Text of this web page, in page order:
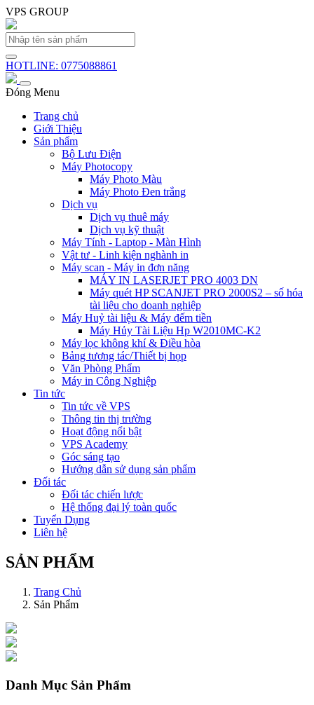
VPS GROUP
HOTLINE: 0775088861
Đóng Menu
Trang chủ
Giới Thiệu
Sản phẩm
Bộ Lưu Điện
Máy Photocopy
Máy Photo Màu
Máy Photo Đen trắng
Dịch vụ
Dịch vụ thuê máy
Dịch vụ kỹ thuật
Máy Tính - Laptop - Màn Hình
Vật tư - Linh kiện nghành in
Máy scan - Máy in đơn năng
MÁY IN LASERJET PRO 4003 DN
Máy quét HP SCANJET PRO 2000S2 – số hóa
tài liệu cho doanh nghiệp
Máy Huỷ tài liệu & Máy đếm tiền
Máy Hủy Tài Liệu Hp W2010MC-K2
Máy lọc không khí & Điều hòa
Bảng tương tác/Thiết bị họp
Văn Phòng Phẩm
Máy in Công Nghiệp
Tin tức
Tin tức về VPS
Thông tin thị trường
Hoạt động nổi bật
VPS Academy
Góc sáng tạo
Hướng dẫn sử dụng sản phẩm
Đối tác
Đối tác chiến lược
Hệ thống đại lý toàn quốc
Tuyển Dụng
Liên hệ
SẢN PHẨM
Trang Chủ
Sản Phẩm
Danh Mục Sản Phẩm